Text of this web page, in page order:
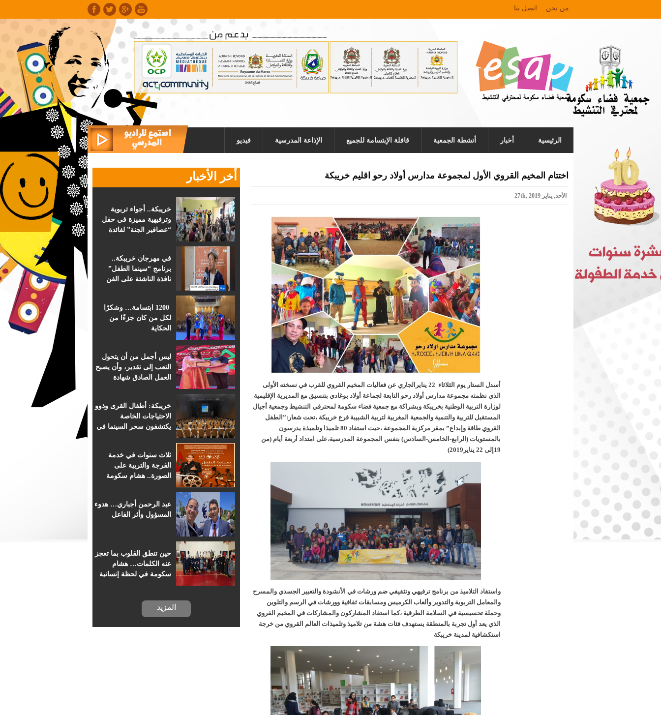
من نحن اتصل بنا
الرئيسية أخبار أنشطة الجمعية قافلة الإبتسامة للجميع الإذاعة المدرسية فيديو
أخر الأخبار
خريبكة.. أجواء تربوية
وترفيهية مميزة في حفل
“عصافير الجنة” لفائدة
في مهرجان خريبكة..
برنامج “سينما الطفل”
نافذة الناشئة على الفن
1200 ابتسامة… وشكرًا
لكل من كان جزءًا من
الحكاية
ليس أجمل من أن يتحول
التعب إلى تقدير، وأن يصبح
العمل الصادق شهادة
خريبكة: أطفال القرى وذوو
الاحتياجات الخاصة
يكتشفون سحر السينما في
ثلاث سنوات في خدمة
الفرجة والتربية على
الصورة.. هشام سكومة
عبد الرحمن أجباري… هدوء
المسؤول وأثر الفاعل
حين تنطق القلوب بما تعجز
عنه الكلمات… هشام
سكومة في لحظة إنسانية
المزيد
اختتام المخيم القروي الأول لمجموعة مدارس أولاد رحو اقليم خريبكة
الأحد, يناير 27th, 2019
أسدل الستار يوم الثلاثاء 22 ينايرالجاري عن فعاليات المخيم القروي للقرب في نسخته الأولى
الذي نظمته مجموعة مدارس أولاد رحو التابعة لجماعة أولاد بوغادي بتنسيق مع المديرية الإقليمية
لوزارة التربية الوطنية بخريبكة وبشراكة مع جمعية فضاء سكومة لمحترفي التنشيط وجمعية أجيال
المستقبل للتربية والتنمية والجمعية المغربية لتربية الشبيبة فرع خريبكة ،تحت شعار:”الطفل
القروي طاقة وإبداع” بمقر مركزية المجموعة ،حيت استفاد 80 تلميذا وتلميذة يدرسون
بالمستويات (الرابع-الخامس-السادس) بنفس المجموعة المدرسية،على امتداد أربعة أيام (من
19إلى 22 يناير2019)
واستفاد التلاميذ من برنامج ترفيهي وتثقيفي ضم ورشات في الأنشودة والتعبير الجسدي والمسرح
والمعامل التربوية والتدوير وألعاب الكرميس ومسابقات ثقافية وورشات في الرسم والتلوين
وحملة تحسيسية في السلامة الطرقية ،كما استفاد المشاركون والمشاركات في المخيم القروي
الذي يعد أول تجربة بالمنطقة يستهدف فئات هشة من تلاميذ وتلميذات العالم القروي من خرجة
استكشافية لمدينة خريبكة